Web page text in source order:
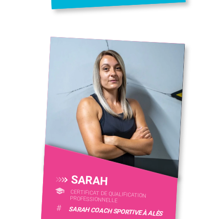
SARAH
CERTIFICAT DE QUALIFICATION
PROFESSIONNELLE
# SARAH COACH SPORTIVE À ALÈS